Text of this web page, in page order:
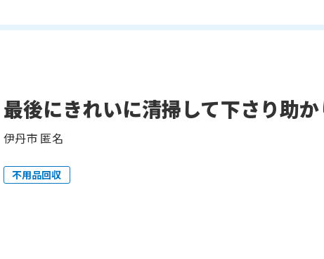
最後にきれいに清掃して下さり助
伊丹市 匿名
不用品回収